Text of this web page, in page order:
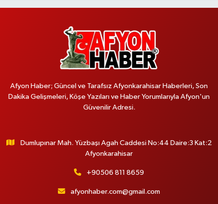
Afyon Haber; Güncel ve Tarafsız Afyonkarahisar Haberleri, Son
Dakika Gelişmeleri, Köşe Yazıları ve Haber Yorumlarıyla Afyon'un
Güvenilir Adresi.
Dumlupınar Mah. Yüzbaşı Agah Caddesi No:44 Daire:3 Kat:2
Afyonkarahisar
+90506 811 8659
afyonhaber.com@gmail.com